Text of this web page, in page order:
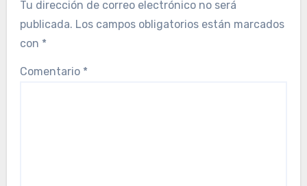
Tu dirección de correo electrónico no será
publicada. Los campos obligatorios están marcados
con *
Comentario *